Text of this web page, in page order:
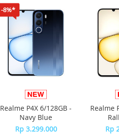
-8%*
Realme P4X 6/128GB -
Navy Blue
Rp 3.299.000
Realme
Rp